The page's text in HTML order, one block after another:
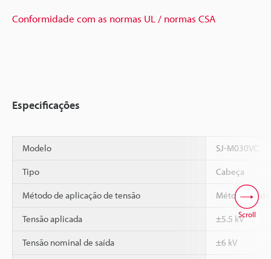
Conformidade com as normas UL / normas CSA
Especificações
Modelo SJ-M030VC
Tipo Cabeça
Método de aplicação de tensão Método CA
Tensão aplicada ±5.5 kV
Tensão nominal de saída ±6 kV
Scroll